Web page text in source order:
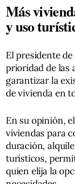
Más
y uso
El presidente
prioridad de las
garantizar la
de vivienda en
En su opinión,
viviendas para
duración,
turísticos,
quien elija la